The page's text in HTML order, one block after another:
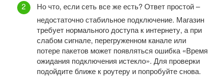
Но что, если сеть все же есть? Ответ простой –
недостаточно стабильное подключение. Магазин
требует нормального доступа к интернету, а при
слабом сигнале, перегруженном канале или
потере пакетов может появляться ошибка «Время
ожидания подключения истекло». Для проверки
подойдите ближе к роутеру и попробуйте снова.